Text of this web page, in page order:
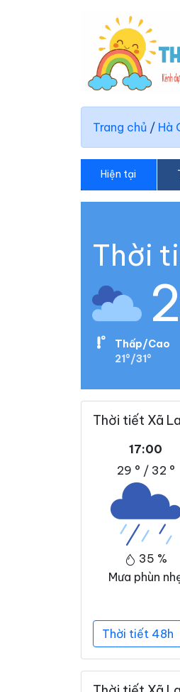
Trang chủ / Hà
Hiện tại
Thời
Thấp/Cao
21°/31°
Thời tiết Xã
17:00
29 ° / 32 °
35 %
Mưa phùn
Thời tiết 48h